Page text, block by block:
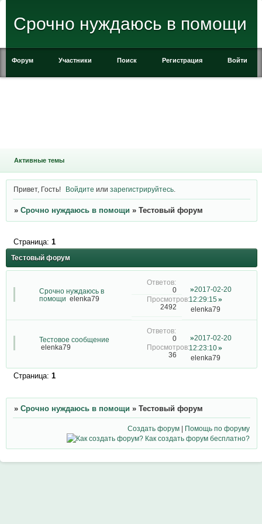
Срочно нуждаюсь в помощи
Форум Участники Поиск Регистрация Войти
Активные темы
Привет, Гость! Войдите илизарегистрируйтесь
» Срочно нуждаюсь в помощи » Тестовый форум
Тестовый форум
Страница: 1
Срочно нуждаюсь в
помощи elenka79
0
2492
2017-02-20
12:29:15
elenka79
Тестовое сообщение
elenka79
0
36
2017-02-20
12:23:10
elenka79
Страница: 1
» Срочно нуждаюсь в помощи » Тестовый форум
Создать форум | Помощь по форуму